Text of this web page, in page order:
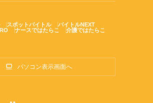
スポットバイトル
バイトルNEXT
ナースではたらこ 介護ではたらこ
パソコン表示画面へ